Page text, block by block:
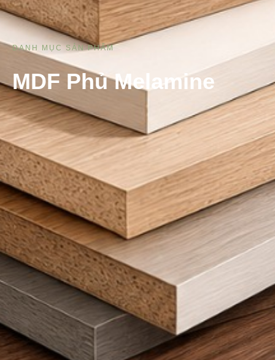
DANH MỤC SẢN PHẨM
MDF Phủ Melamine